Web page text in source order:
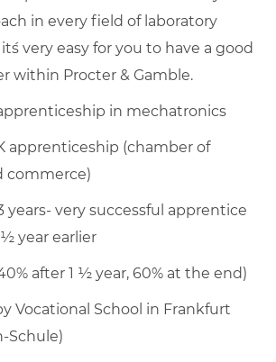
in every field of laboratory
very easy for you to have a good
within Procter & Gamble.
in mechatronics
apprenticeship (chamber of
commerce)
years- very successful apprentice
year earlier
after 1 ½ year, 60% at the end)
Vocational School in Frankfurt
Schule)